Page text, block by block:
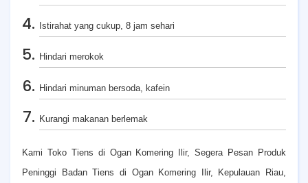
Istirahat yang cukup, 8 jam sehari
Hindari merokok
Hindari minuman bersoda, kafein
Kurangi makanan berlemak
Kami Toko Tiens di Ogan Komering Ilir, Segera Pesan Produk
Peninggi Badan Tiens di Ogan Komering Ilir, Kepulauan Riau,